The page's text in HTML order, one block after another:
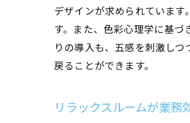
デザインが求められていま
す。また、色彩心理学に基
りの導入も、五感を刺激し
戻ることができます。
リラックスルームが業務